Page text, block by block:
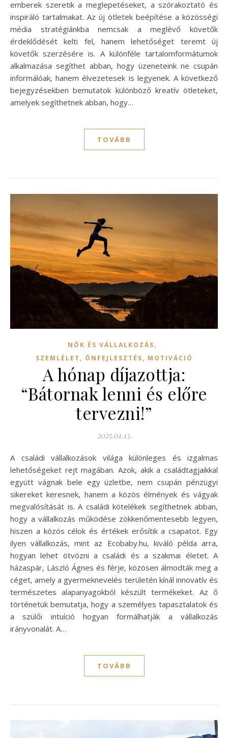
emberek szeretik a meglepetéseket, a szórakoztató és
inspiráló tartalmakat. Az új ötletek beépítése a közösségi
média stratégiánkba nemcsak a meglévő követők
érdeklődését kelti fel, hanem lehetőséget teremt új
követők szerzésére is. A különféle tartalomformátumok
alkalmazása segíthet abban, hogy üzeneteink ne csupán
informálóak, hanem élvezetesek is legyenek. A következő
bejegyzésekben bemutatok különböző kreatív ötleteket,
amelyek segíthetnek abban, hogy…
TOVÁBB
NŐK ÉS VÁLLALKOZÁS,
SZEMLÉLET, ÖNFEJLESZTÉS, MOTIVÁCIÓ
A hónap díjazottja:
“Bátornak lenni és előre
tervezni!”
2025.01.13.
A családi vállalkozások világa különleges és izgalmas
lehetőségeket rejt magában. Azok, akik a családtagjaikkal
együtt vágnak bele egy üzletbe, nem csupán pénzügyi
sikereket keresnek, hanem a közös élmények és vágyak
megvalósítását is. A családi kötelékek segíthetnek abban,
hogy a vállalkozás működése zökkenőmentesebb legyen,
hiszen a közös célok és értékek erősítik a csapatot. Egy
ilyen vállalkozás, mint az Ecobaby.hu, kiváló példa arra,
hogyan lehet ötvözni a családi és a szakmai életet. A
házaspár, László Ágnes és férje, közösen álmodták meg a
céget, amely a gyermeknevelés területén kínál innovatív és
természetes alapanyagokból készült termékeket. Az ő
történetük bemutatja, hogy a személyes tapasztalatok és
a szülői intuíció hogyan formálhatják a vállalkozás
irányvonalát. A…
TOVÁBB